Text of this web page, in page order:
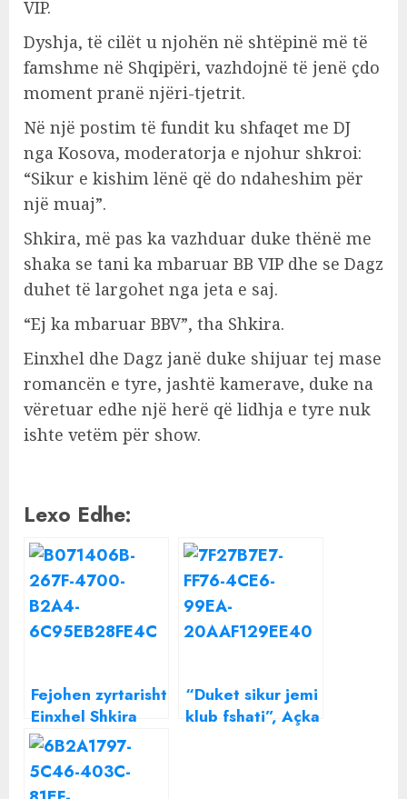
VIP.
Dyshja, të cilët u njohën në shtëpinë më të
famshme në Shqipëri, vazhdojnë të jenë çdo
moment pranë njëri-tjetrit.
Në një postim të fundit ku shfaqet me DJ
nga Kosova, moderatorja e njohur shkroi:
“Sikur e kishim lënë që do ndaheshim për
një muaj”.
Shkira, më pas ka vazhduar duke thënë me
shaka se tani ka mbaruar BB VIP dhe se Dagz
duhet të largohet nga jeta e saj.
“Ej ka mbaruar BBV”, tha Shkira.
Einxhel dhe Dagz janë duke shijuar tej mase
romancën e tyre, jashtë kamerave, duke na
vëretuar edhe një herë që lidhja e tyre nuk
ishte vetëm për show.
Lexo Edhe:
Fejohen zyrtarisht
Einxhel Shkira
dhe Dj Dagz, çifti
niset për “muaj
mjalti”
“Duket sikur jemi
klub fshati”, Açka